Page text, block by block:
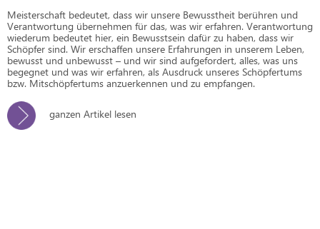
Meisterschaft bedeutet, dass wir unsere Bewusstheit berühren und
Verantwortung übernehmen für das, was wir erfahren. Verantwortung
wiederum bedeutet hier, ein Bewusstsein dafür zu haben, dass wir
Schöpfer sind. Wir erschaffen unsere Erfahrungen in unserem Leben,
bewusst und unbewusst – und wir sind aufgefordert, alles, was uns
begegnet und was wir erfahren, als Ausdruck unseres Schöpfertums
bzw. Mitschöpfertums anzuerkennen und zu empfangen.
ganzen Artikel lesen